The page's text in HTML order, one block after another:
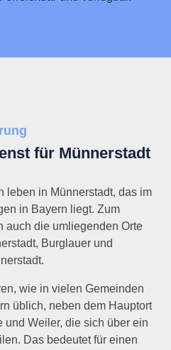
für Münnerstadt
leben in Münnerstadt, das im
in Bayern liegt. Zum
auch die umliegenden Orte
Burglauer und
wie in vielen Gemeinden
üblich, neben dem Hauptort
und Weiler, die sich über ein
Das bedeutet für einen